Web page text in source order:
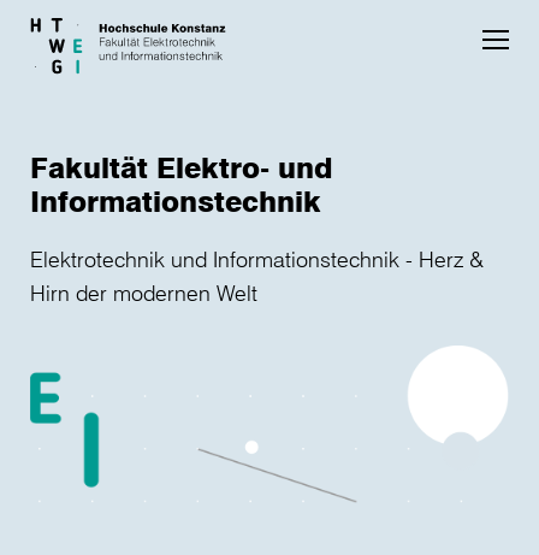
Skip to main content
Fakultät Elektro- und
Informationstechnik
Elektrotechnik und Informationstechnik - Herz &
Hirn der modernen Welt